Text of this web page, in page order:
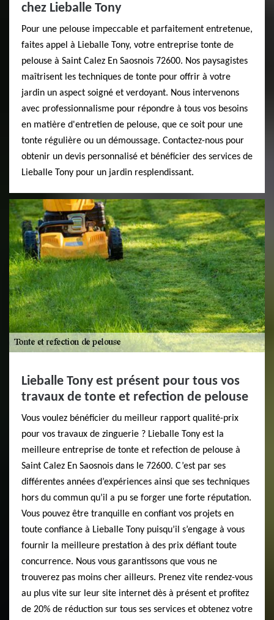
chez Lieballe Tony
Pour une pelouse impeccable et parfaitement entretenue,
faites appel à Lieballe Tony, votre entreprise tonte de
pelouse à Saint Calez En Saosnois 72600. Nos paysagistes
maîtrisent les techniques de tonte pour offrir à votre
jardin un aspect soigné et verdoyant. Nous intervenons
avec professionnalisme pour répondre à tous vos besoins
en matière d'entretien de pelouse, que ce soit pour une
tonte régulière ou un démoussage. Contactez-nous pour
obtenir un devis personnalisé et bénéficier des services de
Lieballe Tony pour un jardin resplendissant.
Lieballe Tony est présent pour tous vos
travaux de tonte et refection de pelouse
Vous voulez bénéficier du meilleur rapport qualité-prix
pour vos travaux de zinguerie ? Lieballe Tony est la
meilleure entreprise de tonte et refection de pelouse à
Saint Calez En Saosnois dans le 72600. C’est par ses
différentes années d’expériences ainsi que ses techniques
hors du commun qu’il a pu se forger une forte réputation.
Vous pouvez être tranquille en confiant vos projets en
toute confiance à Lieballe Tony puisqu’il s’engage à vous
fournir la meilleure prestation à des prix défiant toute
concurrence. Nous vous garantissons que vous ne
trouverez pas moins cher ailleurs. Prenez vite rendez-vous
au plus vite sur leur site internet dès à présent et profitez
de 20% de réduction sur tous ses services et obtenez votre